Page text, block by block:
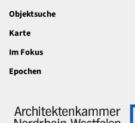
Objektsuche
Karte
Im Fokus
Epochen